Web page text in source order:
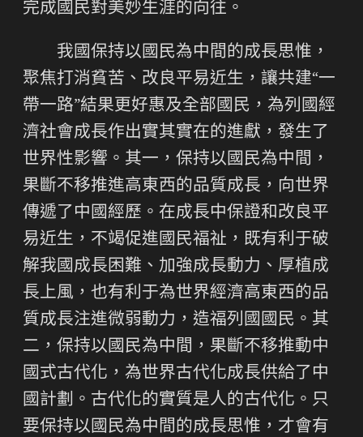
完成國民對美妙生涯的向往。
我國保持以國民為中間的成長思惟，
聚焦打消貧苦、改良平易近生，讓共建“一
帶一路”結果更好惠及全部國民，為列國經
濟社會成長作出實其實在的進獻，發生了
世界性影響。其一，保持以國民為中間，
果斷不移推進高東西的品質成長，向世界
傳遞了中國經歷。在成長中保證和改良平
易近生，不竭促進國民福祉，既有利于破
解我國成長困難、加強成長動力、厚植成
長上風，也有利于為世界經濟高東西的品
質成長注進微弱動力，造福列國國民。其
二，保持以國民為中間，果斷不移推動中
國式古代化，為世界古代化成長供給了中
國計劃。古代化的實質是人的古代化。只
要保持以國民為中間的成長思惟，才會有